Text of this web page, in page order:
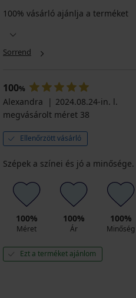
Ezer
bikinifelső
27 090
Ft
kód
ALL25
100% vásárló ajánlja a terméket
Sorrend
100%
Alexandra
2024.08.24-in. l.
megvásárolt méret 38
Ellenőrzött vásárló
Szépek a színei és jó a minősége.
100%
Méret
100%
Ár
100%
Minőség
Ezt a terméket ajánlom